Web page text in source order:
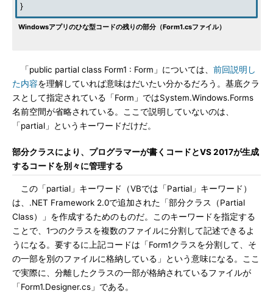
}
Windowsアプリのひな型コードの残りの部分（Form1.csファイル）
「public partial class Form1 : Form」については、 前回説明し
た内容を理解していれば意味はだいたい分かるだろう。基底クラ
スとして指定されている「Form」ではSystem.Windows.Forms
名前空間が省略されている。ここで説明していないのは、
「partial」というキーワードだけだ。
部分クラスにより、プログラマーが書くコードとVS 2017が生成
するコードを別々に管理する
この「partial」キーワード（VBでは「Partial」キーワード）
は、.NET Framework 2.0で追加された「部分クラス（Partial
Class）」を作成するためのものだ。このキーワードを指定する
ことで、1つのクラスを複数のファイルに分割して記述できるよ
うになる。要するに上記コードは「Form1クラスを分割して、そ
の一部を別のファイルに格納している」という意味になる。ここ
で実際に、分離したクラスの一部が格納されているファイルが
「Form1.Designer.cs」である。